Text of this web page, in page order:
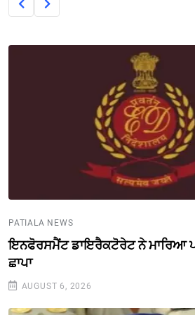
PATIALA NEWS
ਇਨਫੋਰਸਮੈਂਟ ਡਾਇਰੈਕਟੋਰੇਟ ਨੇ ਮਾਰਿਆ
ਛਾਪਾ
AUGUST 6, 2026